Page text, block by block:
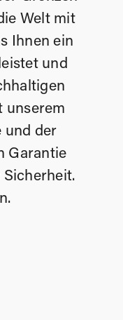
Welt mit
Ihnen ein
und
unserem
und der
Garantie